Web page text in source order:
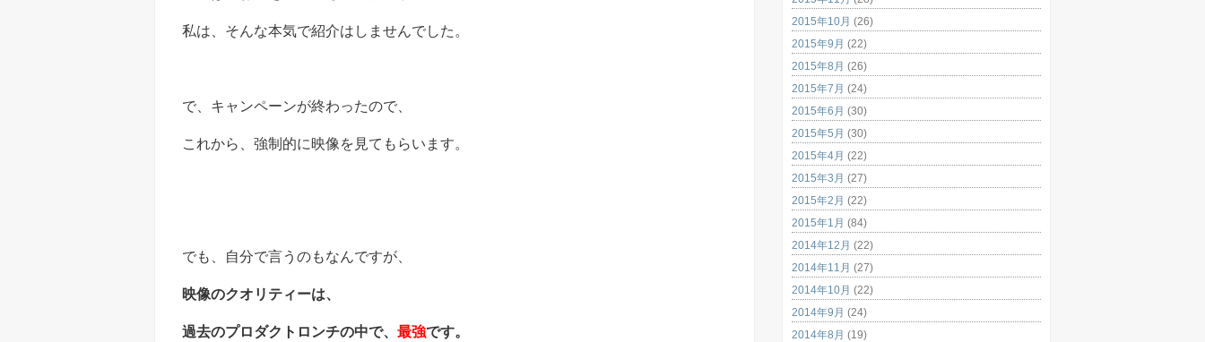
私は、そんな本気で紹介はしませんでした。
で、キャンペーンが終わったので、
これから、強制的に映像を見てもらいます。
でも、自分で言うのもなんですが、
映像のクオリティーは、
過去のプロダクトロンチの中で、 最強です。
2015年10月 (26)
2015年9月 (22)
2015年8月 (26)
2015年7月 (24)
2015年6月 (30)
2015年5月 (30)
2015年4月 (22)
2015年3月 (27)
2015年2月 (22)
2015年1月 (84)
2014年12月 (22)
2014年11月 (27)
2014年10月 (22)
2014年9月 (24)
2014年8月 (19)